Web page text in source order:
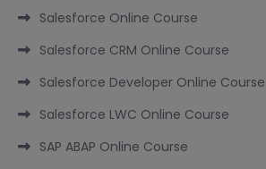
Salesforce Online Course
Salesforce CRM Online Course
Salesforce Developer Online Course
Salesforce LWC Online Course
SAP ABAP Online Course